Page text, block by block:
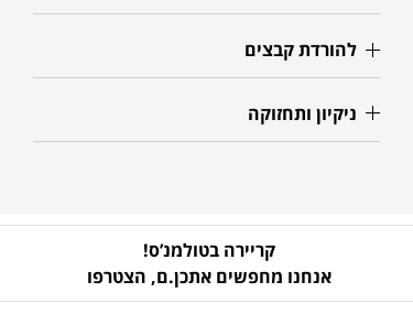
להורדת קבצים
ניקיון ותחזוקה
קריירה בטולמנ’ס!
אנחנו מחפשים אתכן.ם, הצטרפו